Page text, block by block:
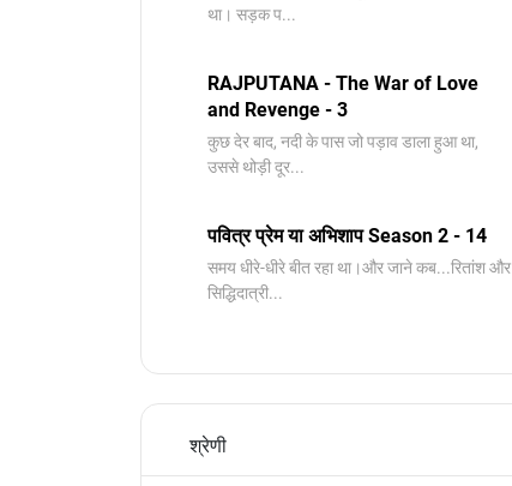
था। सड़क प...
RAJPUTANA - The War of Love
and Revenge - 3
कुछ देर बाद, नदी के पास जो पड़ाव डाला हुआ था,
उससे थोड़ी दूर...
पवित्र प्रेम या अभिशाप Season 2 - 14
समय धीरे-धीरे बीत रहा था।और जाने कब...रितांश और
सिद्धिदात्री...
श्रेणी